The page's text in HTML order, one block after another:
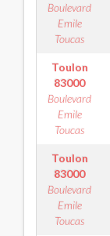
Boulevard
Emile
Toucas
Toulon
83000
Boulevard
Emile
Toucas
Toulon
83000
Boulevard
Emile
Toucas